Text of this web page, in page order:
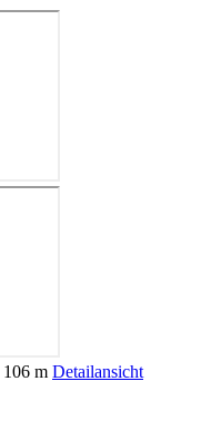
106 m Detailansicht